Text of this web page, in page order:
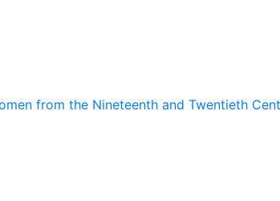
from the Nineteenth and Twentieth